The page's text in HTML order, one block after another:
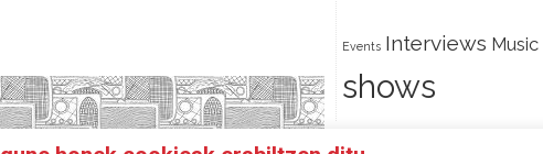
Events Interviews Music
shows